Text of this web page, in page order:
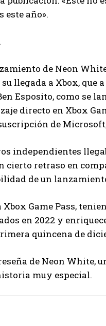
este año».
de Neon
llegada a Xbox, que
Esposito, como se
directo en Xbox
de
independientes
cierto retraso en
de un
Game Pass,
en 2022 y
quincena de
de Neon White,
muy especial.